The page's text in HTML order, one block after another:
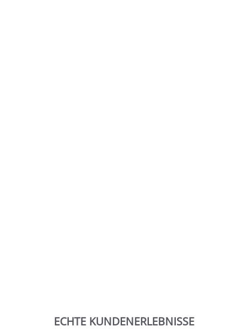
ECHTE KUNDENERLEBNISSE